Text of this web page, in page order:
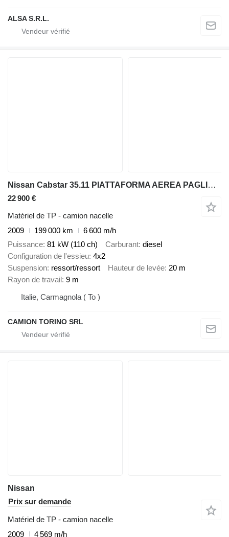
ALSA S.R.L.
Nissan Cabstar 35.11 PIATTAFORMA AEREA PAGLIERO 20 MT
22 900 €
Matériel de TP - camion nacelle
2009
199 000 km
6 600 m/h
Puissance 81 kW (110 ch) Carburant diesel
Configuration de l'essieu 4x2
Suspension ressort/ressort Hauteur de levée 20 m
Rayon de travail 9 m
Italie, Carmagnola ( To )
CAMION TORINO SRL
Nissan
Prix sur demande
Matériel de TP - camion nacelle
2009
4 569 m/h